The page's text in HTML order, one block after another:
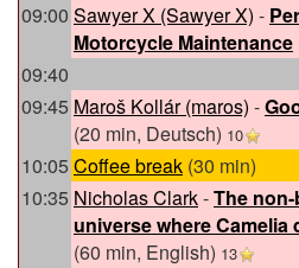
09:00 Sawyer X (‎Sawyer X‎) -
Motorcycle Maintenance‎
09:40
09:45 Maroš Kollár (‎maros‎) -
(20 min, Deutsch) 10
10:05 ‎Coffee break‎ (30 min)
10:35 Nicholas Clark-‎The
universe where
(60 min, English) 13